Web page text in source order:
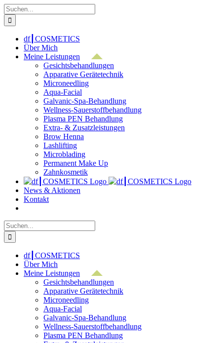
Zum
Inhalt
springen
Suche
nach:
df┃COSMETICS
Über Mich
Meine Leistungen
Gesichtsbehandlungen
Apparative Gerätetechnik
Microneedling
Aqua-Facial
Galvanic-Spa-Behandlung
Wellness-Sauerstoffbehandlung
Plasma PEN Behandlung
Extra- & Zusatzleistungen
Brow Henna
Lashlifting
Microblading
Permanent Make Up
Zahnkosmetik
News & Aktionen
Kontakt
Suche
nach:
df┃COSMETICS
Über Mich
Meine Leistungen
Gesichtsbehandlungen
Apparative Gerätetechnik
Microneedling
Aqua-Facial
Galvanic-Spa-Behandlung
Wellness-Sauerstoffbehandlung
Plasma PEN Behandlung